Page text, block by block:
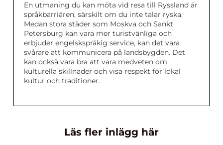
En utmaning du kan möta vid resa till Ryssland är
språkbarriären, särskilt om du inte talar ryska.
Medan stora städer som Moskva och Sankt
Petersburg kan vara mer turistvänliga och
erbjuder engelskspråkig service, kan det vara
svårare att kommunicera på landsbygden. Det
kan också vara bra att vara medveten om
kulturella skillnader och visa respekt för lokal
kultur och traditioner.
Läs fler inlägg här